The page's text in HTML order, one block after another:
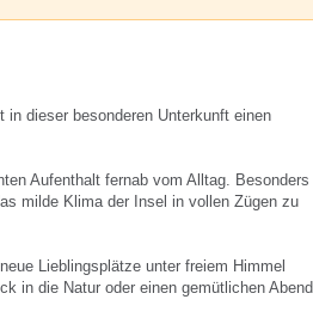
dieser besonderen Unterkunft einen
Aufenthalt fernab vom Alltag. Besonders
milde Klima der Insel in vollen Zügen zu
Lieblingsplätze unter freiem Himmel
in die Natur oder einen gemütlichen Abend